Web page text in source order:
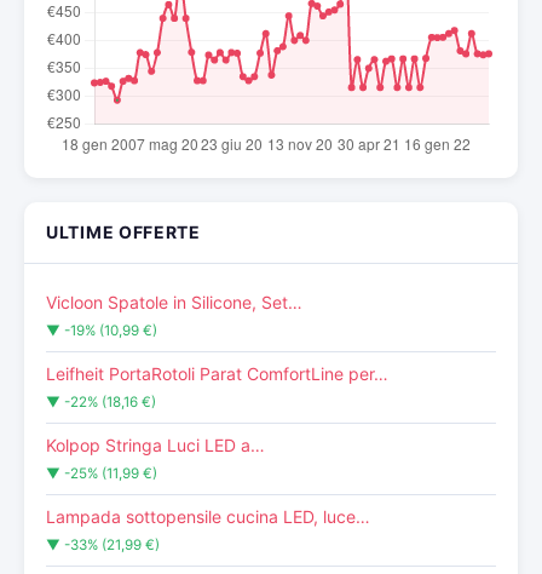
ULTIME OFFERTE
Vicloon Spatole in Silicone, Set…
▼ -19% (10,99 €)
Leifheit PortaRotoli Parat ComfortLine per…
▼ -22% (18,16 €)
Kolpop Stringa Luci LED a…
▼ -25% (11,99 €)
Lampada sottopensile cucina LED, luce…
▼ -33% (21,99 €)